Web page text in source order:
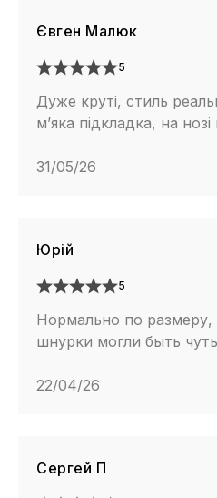
Євген Малюк
5
Дуже круті, стиль
м’яка підкладка, на
31/05/26
Юрій
5
Нормально по
шнурки могли быть
22/04/26
Сергей П